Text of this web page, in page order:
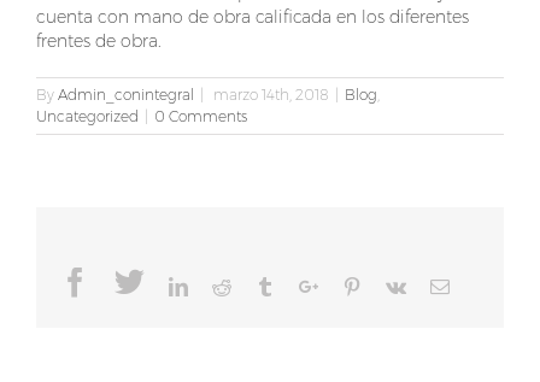
cuenta con mano de obra calificada en los diferentes
frentes de obra.
By Admin_conintegral marzo 14th, 2018 Blog
Uncategorized
0 Comments
FacebookTwitter
LinkedinReddit TumblrGoogle+Pinterest
Vk Email